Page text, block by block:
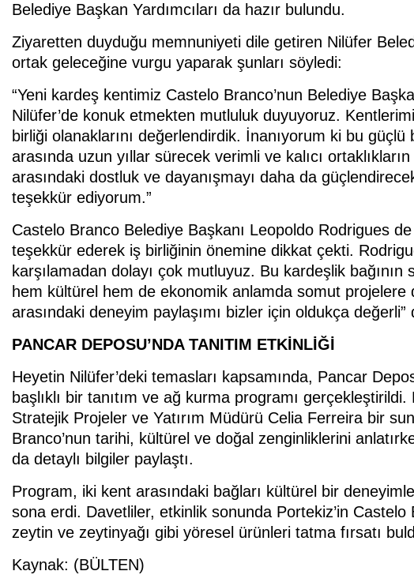
Belediye Başkan Yardımcıları da hazır bulundu.
Ziyaretten duyduğu memnuniyeti dile getiren Nilüfer
ortak geleceğine vurgu yaparak şunları söyledi:
“Yeni kardeş kentimiz Castelo Branco’nun Belediye
Nilüfer’de konuk etmekten mutluluk duyuyoruz.
birliği olanaklarını değerlendirdik. İnanıyorum ki bu
arasında uzun yıllar sürecek verimli ve kalıcı
arasındaki dostluk ve dayanışmayı daha da
teşekkür ediyorum.”
Castelo Branco Belediye Başkanı Leopoldo Rodrigues
teşekkür ederek iş birliğinin önemine dikkat çekti.
karşılamadan dolayı çok mutluyuz. Bu kardeşlik
hem kültürel hem de ekonomik anlamda somut projelere
arasındaki deneyim paylaşımı bizler için oldukça değerli”
PANCAR DEPOSU’NDA TANITIM ETKİNLİĞİ
Heyetin Nilüfer’deki temasları kapsamında, Pancar
başlıklı bir tanıtım ve ağ kurma programı
Stratejik Projeler ve Yatırım Müdürü Celia Ferreira bir
Branco’nun tarihi, kültürel ve doğal zenginliklerini
da detaylı bilgiler paylaştı.
Program, iki kent arasındaki bağları kültürel bir
sona erdi. Davetliler, etkinlik sonunda Portekiz’in
zeytin ve zeytinyağı gibi yöresel ürünleri tatma fırsatı
Kaynak: (BÜLTEN)